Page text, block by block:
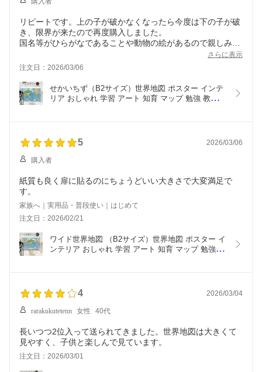
リピートです。上の子が破かなくなったら今度は下の子が破
き、限界が来たので再度購入しました。
国名等がひらがなであることや動物の絵があるので親しみや
さらに表示
注文日：2026/03/06
せかいちず（B2サイズ）世界地図 ポスター インテ
リア おしゃれ 学習 アート 知育 マップ 勉強 教材
5 2026/03/06
購入者
紙質も良く扉に貼るのにちょうどいい大きさで大変満足で
す。
家族へ｜実用品・普段使い｜はじめて
注文日：2026/02/21
ワイド世界地図 （B2サイズ）世界地図 ポスター イ
ンテリア おしゃれ 学習 アート 知育 マップ 勉強 教
4 2026/03/04
rarakukutetenn 女性 40代
長いつつ2位入って送られてきました。世界地図は大きくて
見やすく、子供と楽しんで見ています。
注文日：2026/03/01